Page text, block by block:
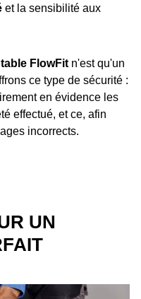
et la sensibilité aux
FlowFit n'est qu'un
ce type de sécurité :
en évidence les
effectué, et ce, afin
incorrects.
UN